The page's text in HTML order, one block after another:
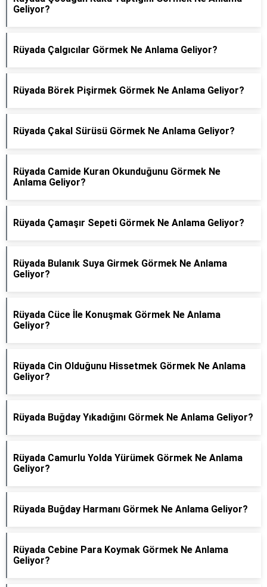
Geliyor?
Rüyada Çalgıcılar Görmek Ne Anlama Geliyor?
Rüyada Börek Pişirmek Görmek Ne Anlama Geliyor?
Rüyada Çakal Sürüsü Görmek Ne Anlama Geliyor?
Rüyada Camide Kuran Okunduğunu Görmek Ne
Anlama Geliyor?
Rüyada Çamaşır Sepeti Görmek Ne Anlama Geliyor?
Rüyada Bulanık Suya Girmek Görmek Ne Anlama
Geliyor?
Rüyada Cüce İle Konuşmak Görmek Ne Anlama
Geliyor?
Rüyada Cin Olduğunu Hissetmek Görmek Ne Anlama
Geliyor?
Rüyada Buğday Yıkadığını Görmek Ne Anlama Geliyor?
Rüyada Camurlu Yolda Yürümek Görmek Ne Anlama
Geliyor?
Rüyada Buğday Harmanı Görmek Ne Anlama Geliyor?
Rüyada Cebine Para Koymak Görmek Ne Anlama
Geliyor?